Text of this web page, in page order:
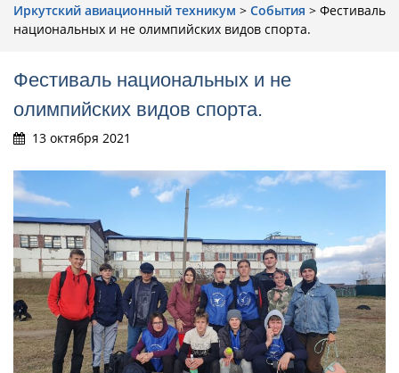
Иркутский авиационный техникум > События > Фестиваль
национальных и не олимпийских видов спорта.
Фестиваль национальных и не
олимпийских видов спорта.
13 октября 2021